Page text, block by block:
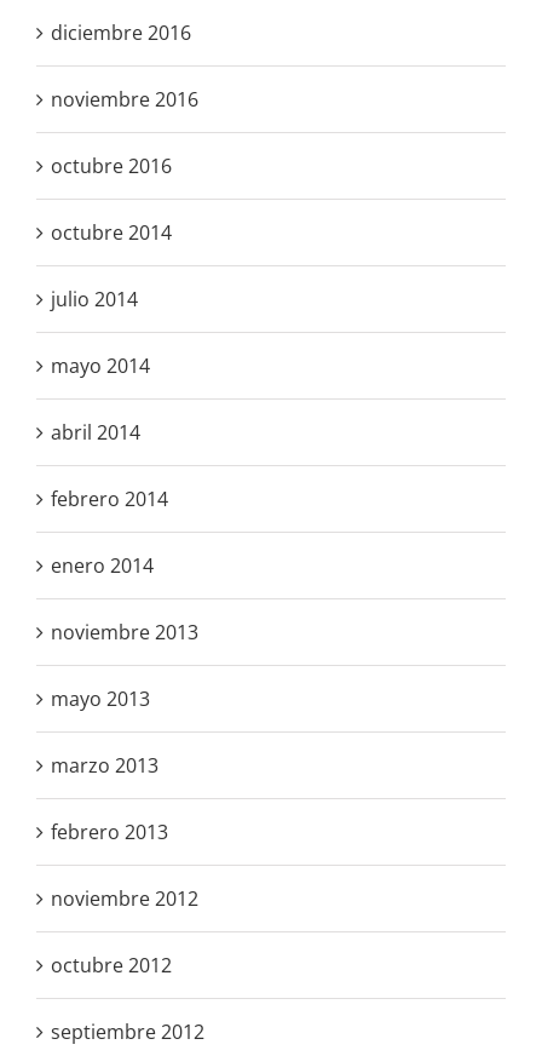
diciembre 2016
noviembre 2016
octubre 2016
octubre 2014
julio 2014
mayo 2014
abril 2014
febrero 2014
enero 2014
noviembre 2013
mayo 2013
marzo 2013
febrero 2013
noviembre 2012
octubre 2012
septiembre 2012